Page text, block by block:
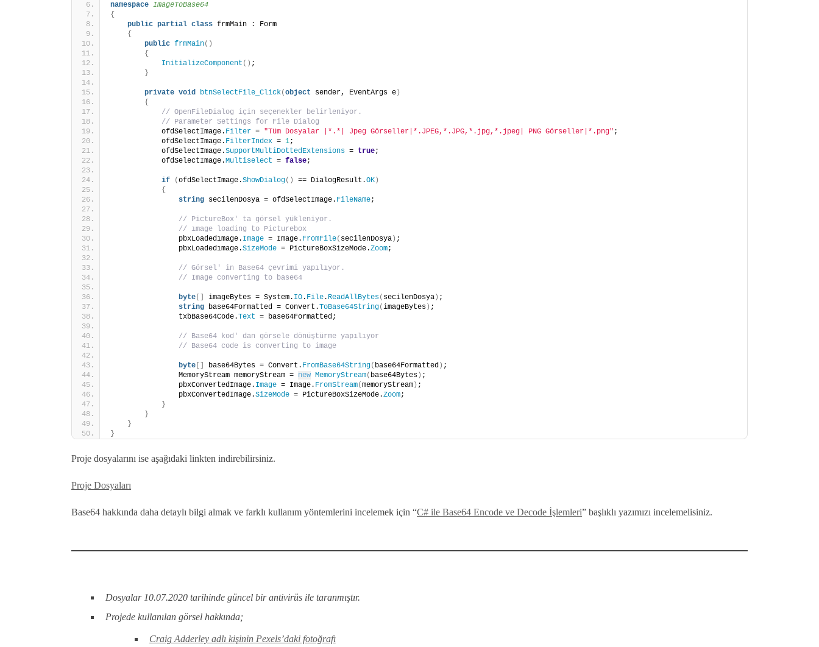
namespace ImageToBase64
{
public partial class frmMain : Form
{
public frmMain()
{
InitializeComponent () ;
}
private void btnSelectFile_Click(object sender, EventArgs e )
{
// OpenFileDialog için seçenekler belirleniyor.
// Parameter Settings for File Dialog
            ofdSelectImage.
Filter = "Tüm Dosyalar |*.*| Jpeg Görseller|*.JPEG,*.JPG,*.jpg,*.jpeg| PNG Görseller|*.png" ;
            ofdSelectImage.
FilterIndex = 1;
            ofdSelectImage.
SupportMultiDottedExtensions = true;
            ofdSelectImage.
Multiselect = false;
if (ofdSelectImage.ShowDialog() == DialogResult.OK )
{
string secilenDosya = ofdSelectImage. FileName;
// PictureBox' ta görsel yükleniyor.
// ımage loading to Picturebox
                pbxLoadedımage.
Image = Image. FromFile( secilenDosya ) ;
                pbxLoadedımage.
SizeMode = PictureBoxSizeMode.Zoom;
// Görsel' in Base64 çevrimi yapılıyor.
// Image converting to base64
byte imageBytes = System. IO. File. ReadAllBytes( secilenDosya ) ;
string base64Formatted = Convert.ToBase64String(imageBytes ) ;
                txbBase64Code.
Text = base64Formatted;
// Base64 kod' dan görsele dönüştürme yapılıyor
// Base64 code is converting to image
byte base64Bytes = Convert. FromBase64String( base64Formatted ) ;
                MemoryStream memoryStream =
new MemoryStream( base64Bytes ) ;
                pbxConvertedImage.
Image = Image. FromStream(memoryStream ) ;
                pbxConvertedImage.
SizeMode = PictureBoxSizeMode.Zoom;
}
}
}
}
Proje dosyalarını ise aşağıdaki linkten indirebilirsiniz.
Proje Dosyaları
Base64 hakkında daha detaylı bilgi almak ve farklı kullanım yöntemlerini incelemek için “C# ile Base64 Encode ve Decode İşlemleri” başlıklı yazımızı incelemelisiniz.
Dosyalar 10.07.2020 tarihinde güncel bir antivirüs ile taranmıştır.
Projede kullanılan görsel hakkında;
Craig Adderley adlı kişinin Pexels’daki fotoğrafı